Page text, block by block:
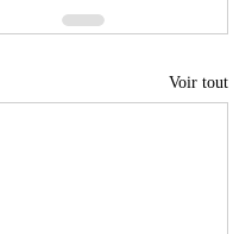
Voir tout